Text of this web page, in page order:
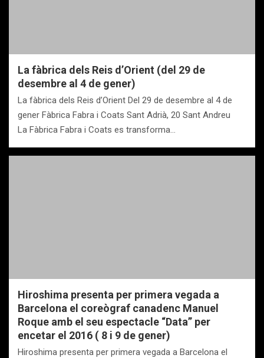
La fàbrica dels Reis d’Orient (del 29 de
desembre al 4 de gener)
La fàbrica dels Reis d’Orient Del 29 de desembre al 4 de
gener Fàbrica Fabra i Coats Sant Adrià, 20 Sant Andreu
La Fàbrica Fabra i Coats es transforma…
Hiroshima presenta per primera vegada a
Barcelona el coreògraf canadenc Manuel
Roque amb el seu espectacle “Data” per
encetar el 2016 ( 8 i 9 de gener)
Hiroshima presenta per primera vegada a Barcelona el